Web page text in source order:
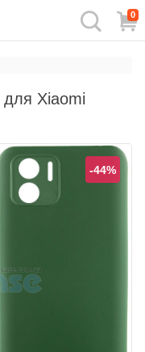
0
Xiaomi
-44%